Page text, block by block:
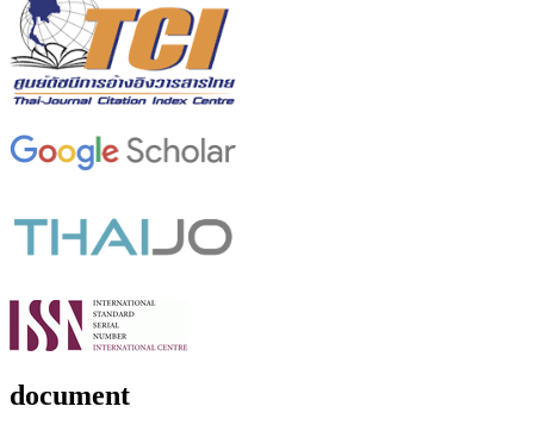
document